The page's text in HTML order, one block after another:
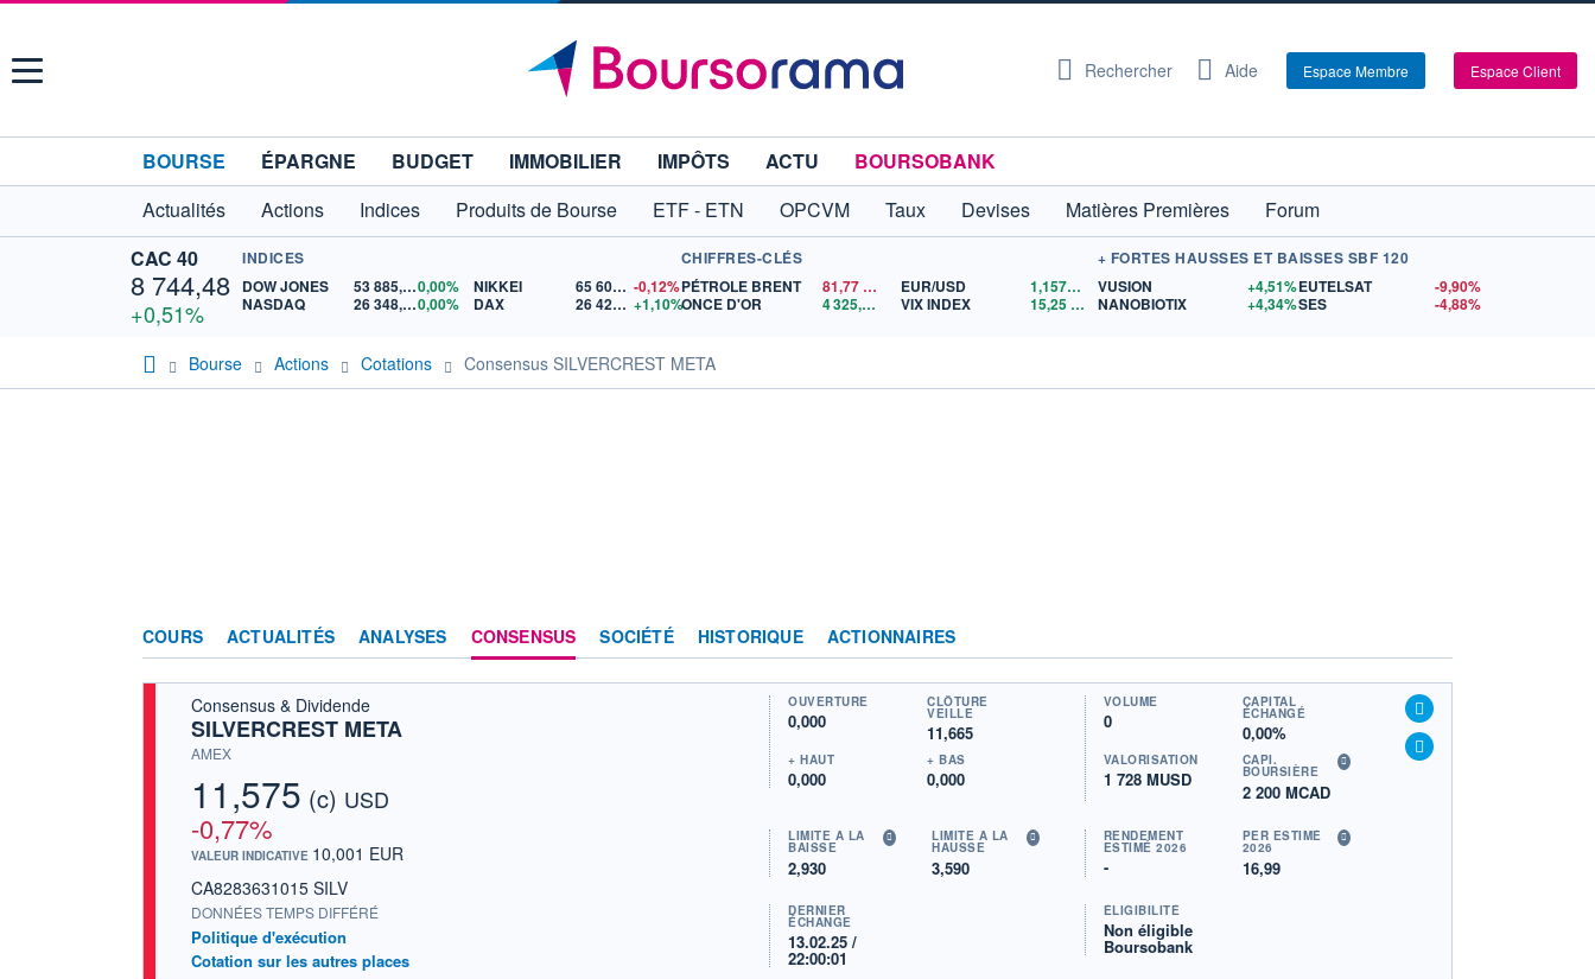
Menu Rechercher Aide Espace Membre Espace Client
BOURSE ÉPARGNE BUDGET IMMOBILIER IMPÔTS ACTU
BOURSOBANK
Actualités
Actions Indices Produits de Bourse ETF - ETN OPCVM Taux Devises Matières Premières
Forum
CAC 40
8 744,48
+0,51%
INDICES
DOW JONES
53 885,100,00%
NASDAQ
26 348,350,00%
NIKKEI 65 606,71 -0,12%
DAX
26 428,84 +1,10%
CHIFFRES-CLÉS
PÉTROLE BRENT
81,77
ONCE D'OR
4 325,02 $US
EUR/USD 1,1572$US
VIX INDEX
15,25
+ FORTES HAUSSES ET BAISSES SBF 120
VUSION
+4,51%
NANOBIOTIX
+4,34%
EUTELSAT
-9,90%
SES
-4,88%
Bourse Actions Cotations Consensus SILVERCREST META
COURS ACTUALITÉS ANALYSES CONSENSUS SOCIÉTÉ HISTORIQUE ACTIONNAIRES
Consensus & Dividende
SILVERCREST META
AMEX
11,575 (c) USD
-0,77%
VALEUR INDICATIVE 10,001 EUR
CA8283631015 SILV
DONNÉES TEMPS DIFFÉRÉ
Politique d'exécution
Cotation sur les autres places
OUVERTURE
0,000
CLÔTURE
VEILLE
11,665
+ HAUT
0,000
+ BAS
0,000
VOLUME
0
CAPITAL
ÉCHANGÉ
0,00%
VALORISATION
1 728 MUSD
CAPI.
BOURSIÈRE
2 200 MCAD
LIMITE À LA
BAISSE
2,930
LIMITE À LA
HAUSSE
3,590
RENDEMENT
ESTIMÉ 2026
-
PER ESTIMÉ
2026
16,99
DERNIER
ÉCHANGE
13.02.25 /
22:00:01
ÉLIGIBILITÉ
Non éligible
Boursobank